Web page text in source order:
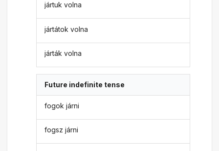
jártuk volna
jártátok volna
járták volna
Future indefinite tense
fogok járni
fogsz járni